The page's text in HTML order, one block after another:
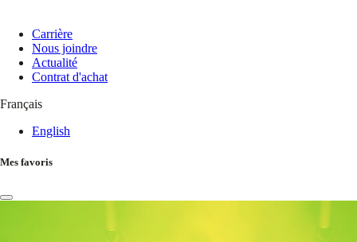
Carrière
Nous joindre
Actualité
Contrat d'achat
Français
English
Mes favoris